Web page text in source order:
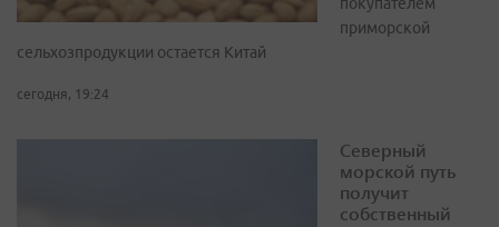
покупателем
приморской
сельхозпродукции остается Китай
сегодня, 19:24
Северный
морской путь
получит
собственный